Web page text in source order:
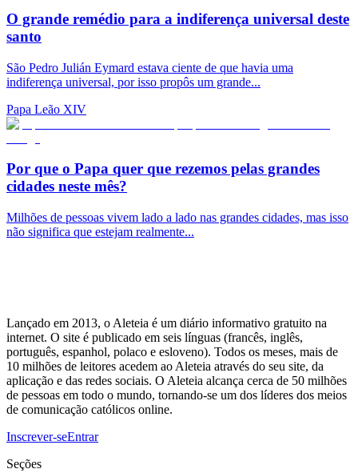
O grande remédio para a indiferença universal deste
santo
São Pedro Julián Eymard estava ciente de que havia uma
indiferença universal, por isso propôs um grande...
Papa Leão XIV
Por que o Papa quer que rezemos pelas grandes
cidades neste mês?
Milhões de pessoas vivem lado a lado nas grandes cidades, mas isso
não significa que estejam realmente...
Lançado em 2013, o Aleteia é um diário informativo gratuito na
internet. O site é publicado em seis línguas (francês, inglês,
português, espanhol, polaco e esloveno). Todos os meses, mais de
10 milhões de leitores acedem ao Aleteia através do seu site, da
aplicação e das redes sociais. O Aleteia alcança cerca de 50 milhões
de pessoas em todo o mundo, tornando-se um dos líderes dos meios
de comunicação católicos online.
Inscrever-seEntrar
Seções